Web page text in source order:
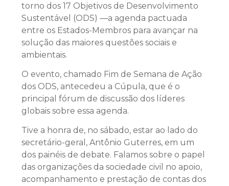
torno dos 17 Objetivos de Desenvolvimento
Sustentável (ODS) —a agenda pactuada
entre os Estados-Membros para avançar na
solução das maiores questões sociais e
ambientais.
O evento, chamado Fim de Semana de Ação
dos ODS, antecedeu a Cúpula, que é o
principal fórum de discussão dos líderes
globais sobre essa agenda.
Tive a honra de, no sábado, estar ao lado do
secretário-geral, Antônio Guterres, em um
dos painéis de debate. Falamos sobre o papel
das organizações da sociedade civil no apoio,
acompanhamento e prestação de contas dos